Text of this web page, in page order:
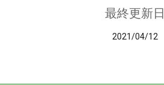
最終更新日
2021/04/12